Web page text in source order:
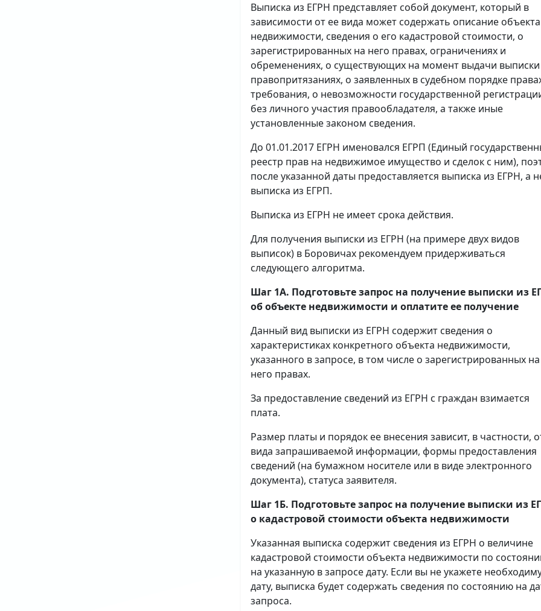
Выписка из ЕГРН представляет собой документ, который в
зависимости от ее вида может содержать описание объекта
недвижимости, сведения о его кадастровой стоимости, о
зарегистрированных на него правах, ограничениях и
обременениях, о существующих на момент выдачи выписки
правопритязаниях, о заявленных в судебном порядке
требования, о невозможности государственной
без личного участия правообладателя, а также иные
установленные законом сведения.
До 01.01.2017 ЕГРН именовался ЕГРП (Единый
реестр прав на недвижимое имущество и сделок с ним),
после указанной даты предоставляется выписка из ЕГРН, а
выписка из ЕГРП.
Выписка из ЕГРН не имеет срока действия.
Для получения выписки из ЕГРН (на примере двух видов
выписок) в Боровичах рекомендуем придерживаться
следующего алгоритма.
Шаг 1А. Подготовьте запрос на получение выписки из
об объекте недвижимости и оплатите ее получение
Данный вид выписки из ЕГРН содержит сведения о
характеристиках конкретного объекта недвижимости,
указанного в запросе, в том числе о зарегистрированных на
него правах.
За предоставление сведений из ЕГРН с граждан взимается
плата.
Размер платы и порядок ее внесения зависит, в частности,
вида запрашиваемой информации, формы предоставления
сведений (на бумажном носителе или в виде электронного
документа), статуса заявителя.
Шаг 1Б. Подготовьте запрос на получение выписки из
о кадастровой стоимости объекта недвижимости
Указанная выписка содержит сведения из ЕГРН о величине
кадастровой стоимости объекта недвижимости по
на указанную в запросе дату. Если вы не укажете
дату, выписка будет содержать сведения по состоянию на
запроса.